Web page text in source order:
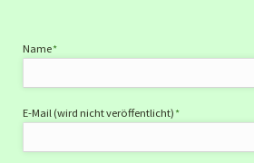
Pflichtfeld
Name*
Pflichtfeld
E-Mail (wird nicht veröffentlicht) *